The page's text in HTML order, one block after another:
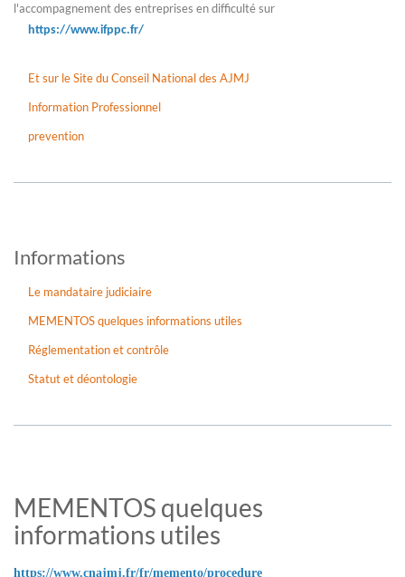
l'accompagnement des entreprises en difficulté sur
https://www.ifppc.fr/
Et sur le Site du Conseil National des AJMJ
Information Professionnel
prevention
Informations
Le mandataire judiciaire
MEMENTOS quelques informations utiles
Réglementation et contrôle
Statut et déontologie
MEMENTOS quelques
informations utiles
https://www.cnajmj.fr/fr/memento/procedure